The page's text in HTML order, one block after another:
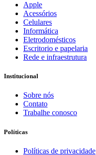
Apple
Acessórios
Celulares
Informática
Eletrodomésticos
Escritorio e papelaria
Rede e infraestrutura
Institucional
Sobre nós
Contato
Trabalhe conosco
Políticas
Políticas de privacidade